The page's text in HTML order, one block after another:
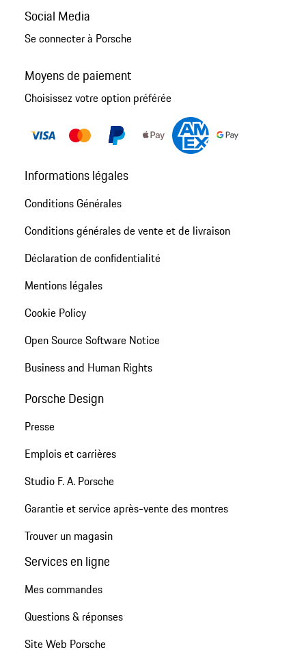
Social Media
Se connecter à Porsche
Moyens de paiement
Choisissez votre option préférée
Informations légales
Conditions Générales
Conditions générales de vente et de livraison
Déclaration de confidentialité
Mentions légales
Cookie Policy
Open Source Software Notice
Business and Human Rights
Porsche Design
Presse
Emplois et carrières
Studio F. A. Porsche
Garantie et service après-vente des montres
Trouver un magasin
Services en ligne
Mes commandes
Questions & réponses
Site Web Porsche